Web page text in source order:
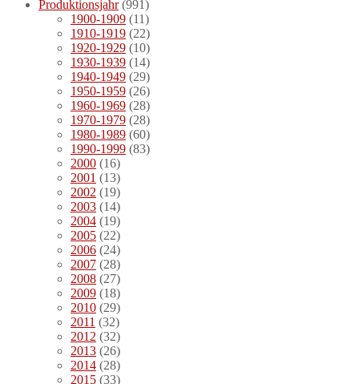
Produktionsjahr(991)
1900-1909 (11)
1910-1919 (22)
1920-1929 (10)
1930-1939 (14)
1940-1949 (29)
1950-1959 (26)
1960-1969 (28)
1970-1979 (28)
1980-1989 (60)
1990-1999 (83)
2000 (16)
2001 (13)
2002 (19)
2003 (14)
2004 (19)
2005 (22)
2006 (24)
2007 (28)
2008 (27)
2009 (18)
2010 (29)
2011 (32)
2012 (32)
2013 (26)
2014 (28)
2015 (33)